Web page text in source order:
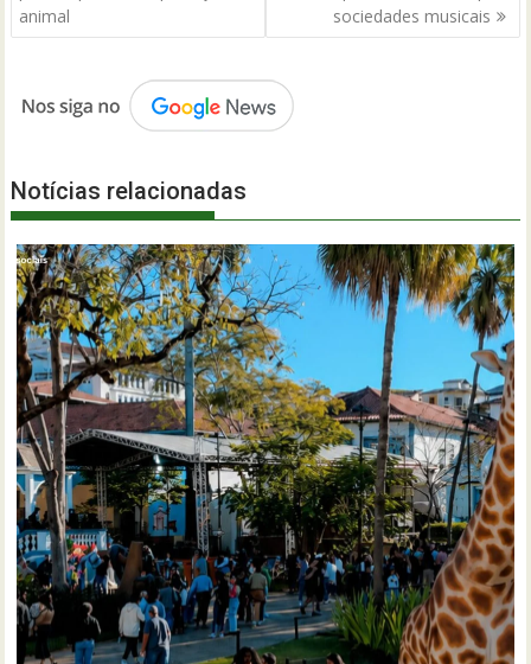
Post
animal
sociedades musicais
Notícias relacionadas